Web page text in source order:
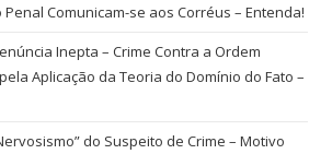
Comunicam-se aos Corréus – Entenda!
Inepta – Crime Contra a Ordem
Aplicação da Teoria do Domínio do Fato –
do Suspeito de Crime – Motivo